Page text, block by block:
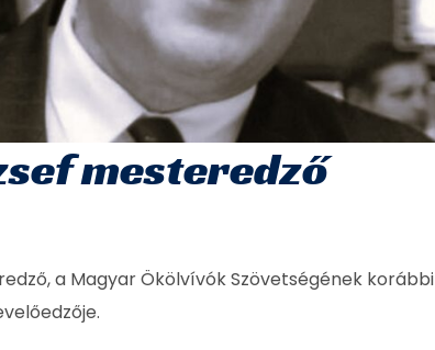
mesteredző
a Magyar Ökölvívók Szövetségének korábbi